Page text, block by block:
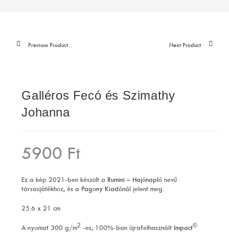
Previous Product Next Product
Galléros Fecó és Szimathy
Johanna
5900 Ft
Ez a kép 2021-ben készült a Rumini – Hajónapló nevű
társasjátékhoz, és a Pagony Kiadónál jelent meg.
25.6 x 21 cm
A nyomat 300 g/m2 -es, 100%-ban újrafelhasznált Impact©